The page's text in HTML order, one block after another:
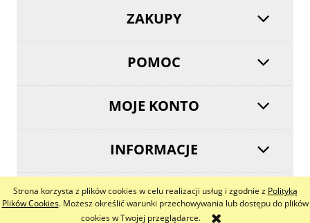
Strona korzysta z plików cookies w celu realizacji usług i zgodnie z Polityką
Plików Cookies. Możesz określić warunki przechowywania lub dostępu do plików
cookies w Twojej przeglądarce.
ZAKUPY
POMOC
MOJE KONTO
INFORMACJE
pokaż pełną wersję strony